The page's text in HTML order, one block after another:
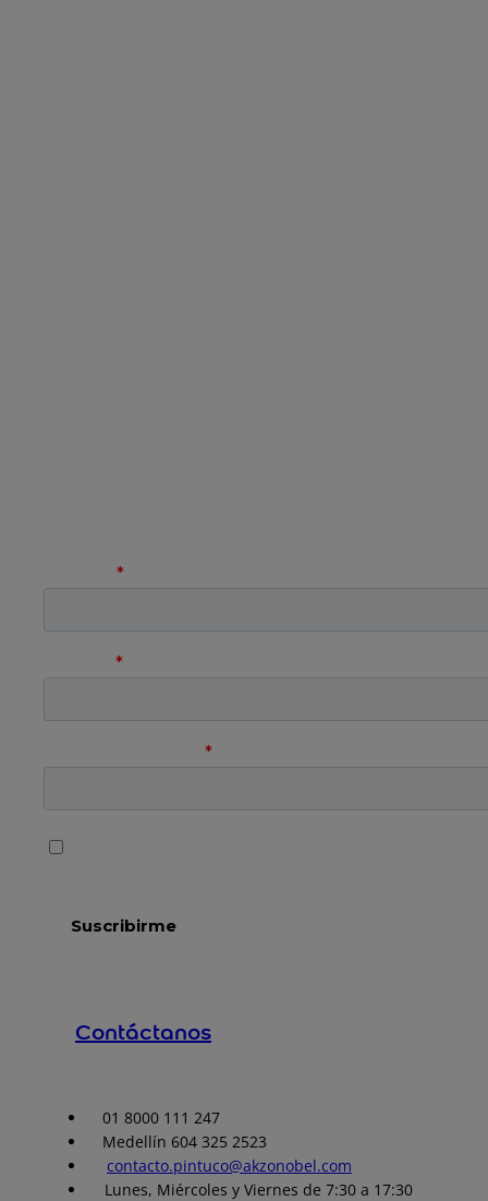
Contáctanos
01 8000 111 247
Medellín 604 325 2523
contacto.pintuco@akzonobel.com
Lunes, Miércoles y Viernes de 7:30 a 17:30